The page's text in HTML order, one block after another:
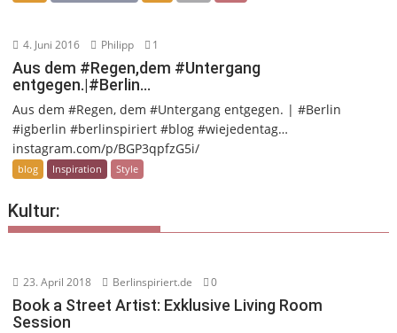
4. Juni 2016 Philipp 1
Aus dem #Regen,dem #Untergang
entgegen.|#Berlin…
Aus dem #Regen, dem #Untergang entgegen. | #Berlin
#igberlin #berlinspiriert #blog #wiejedentag…
instagram.com/p/BGP3qpfzG5i/
blog Inspiration Style
Kultur:
23. April 2018 Berlinspiriert.de 0
Book a Street Artist: Exklusive Living Room
Session